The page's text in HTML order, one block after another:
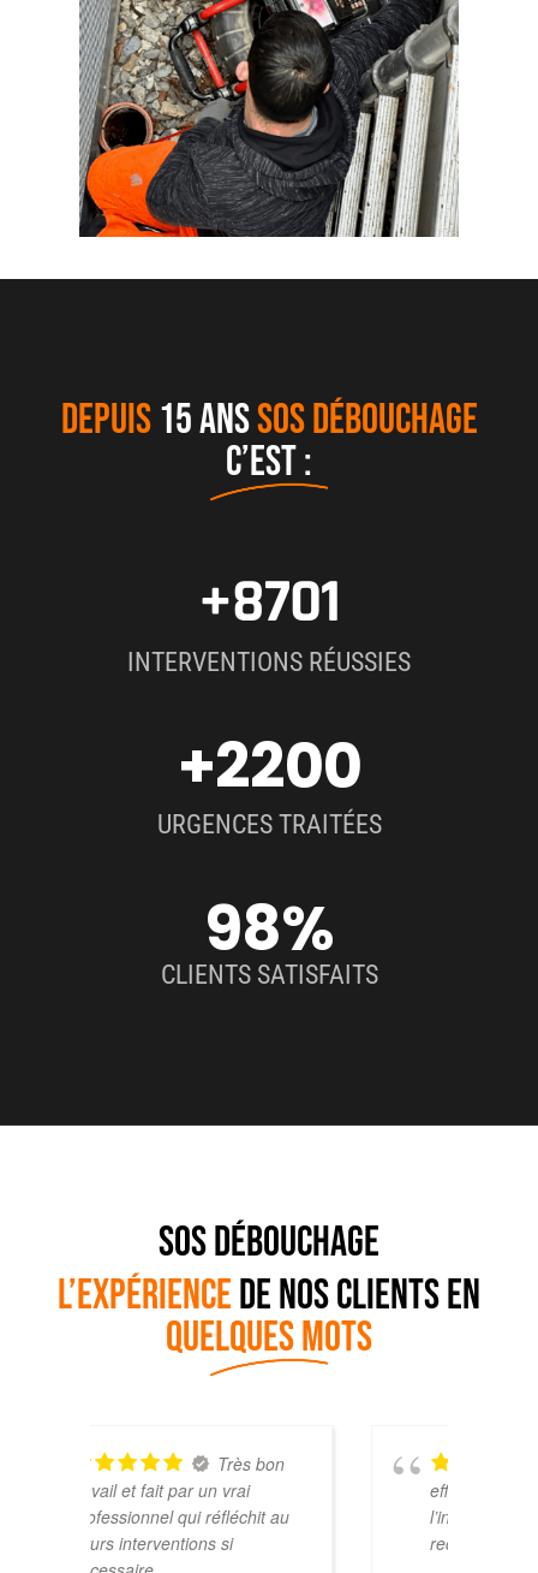
DEPUIS15 ANSSOS DÉBOUCHAGE
C’EST :
+8701
INTERVENTIONS RÉUSSIES
+2200
URGENCES TRAITÉES
98%
CLIENTS SATISFAITS
SOS DÉBOUCHAGE
L’EXPÉRIENCEDE NOS CLIENTS EN
QUELQUES MOTS
efficace avec retour précis de
l’intervention …je
recommande vivement